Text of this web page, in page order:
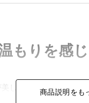
もりを感
しい天然木のフレー
にあたたかみを与える
商品説明をも